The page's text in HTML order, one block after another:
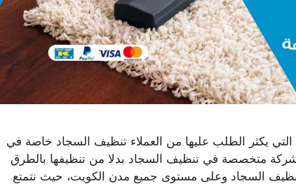
يكثر الطلب عليها من العملاء تنظيف السجاد خاصة في
متخصصة في تنظيف السجاد بدلا من تنظيفها بالطرق
تنظيف السجاد وعلى مستوى جميع مدن الكويت، حيث نتمتع